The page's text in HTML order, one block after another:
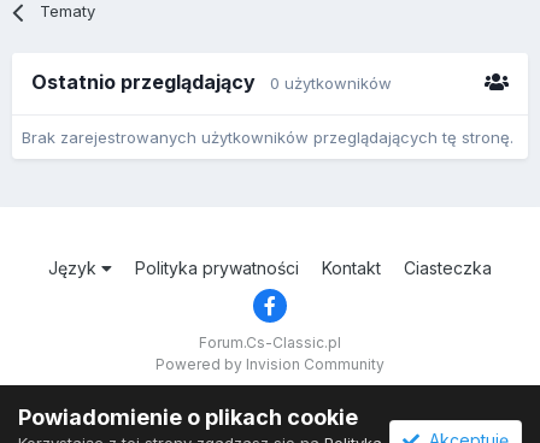
Tematy
Ostatnio przeglądający 0 użytkowników
Brak zarejestrowanych użytkowników przeglądających tę stronę.
Język Polityka prywatności Kontakt Ciasteczka
Forum.Cs-Classic.pl
Powered by Invision Community
Powiadomienie o plikach cookie